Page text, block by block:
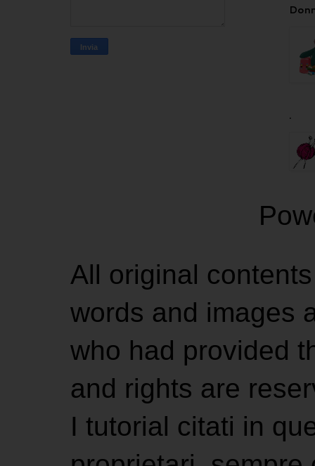
.
All original
words and images
who had provided
and rights are
I tutorial citati in